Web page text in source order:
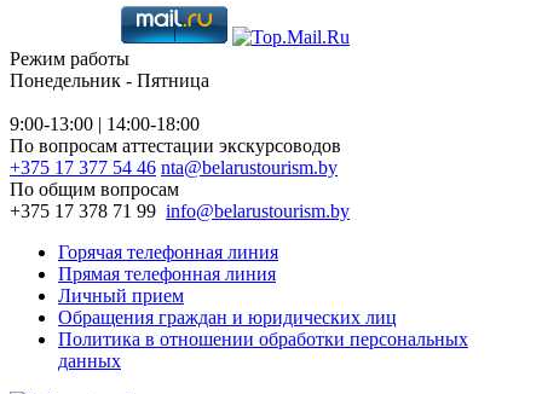
Режим работы
Понедельник - Пятница
9:00-13:00 | 14:00-18:00
По вопросам аттестации экскурсоводов
+375 17 377 54 46 nta@belarustourism.by
По общим вопросам
+375 17 378 71 99 info@belarustourism.by
Горячая телефонная линия
Прямая телефонная линия
Личный прием
Обращения граждан и юридических лиц
Политика в отношении обработки персональных
данных